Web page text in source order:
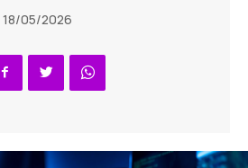
18/05/2026